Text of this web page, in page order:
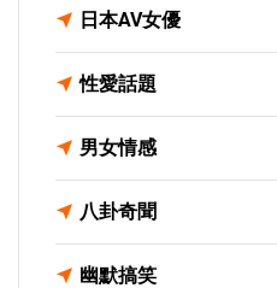
日本AV女優
性愛話題
男女情感
八卦奇聞
幽默搞笑